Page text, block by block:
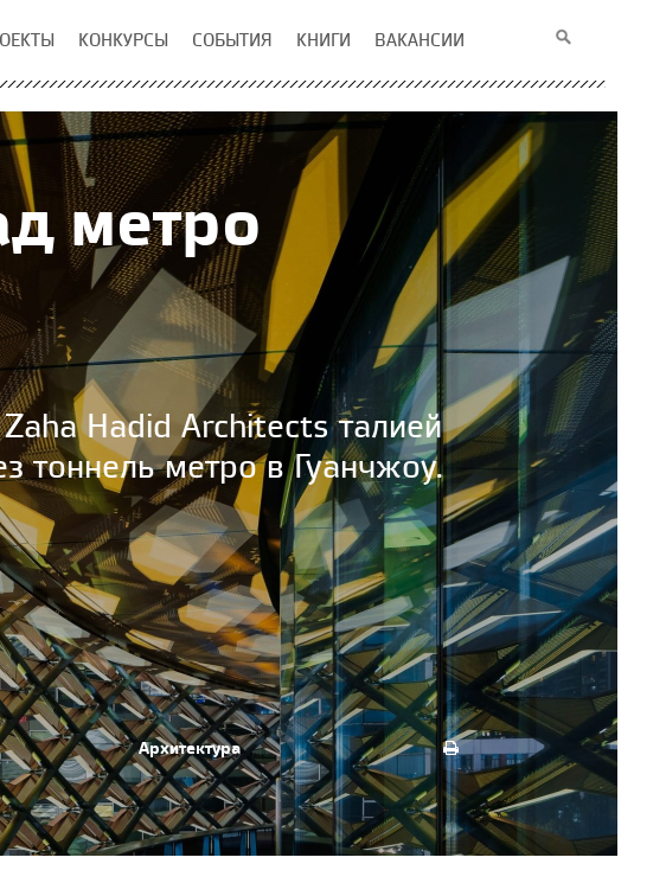
КОНКУРСЫ СОБЫТИЯ КНИГИ ВАКАНСИИ
метро
Hadid Architects талией
тоннель метро в Гуанчжоу.
Архитектура